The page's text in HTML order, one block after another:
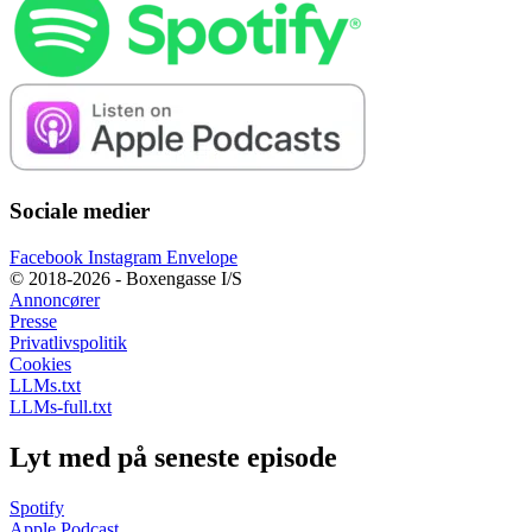
Sociale medier
Facebook Instagram Envelope
© 2018-2026 - Boxengasse I/S
Annoncører
Presse
Privatlivspolitik
Cookies
LLMs.txt
LLMs-full.txt
Lyt med på seneste episode
Spotify